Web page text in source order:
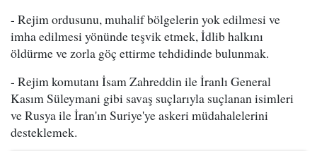
- Rejim ordusunu, muhalif bölgelerin yok edilmesi ve
imha edilmesi yönünde teşvik etmek, İdlib halkını
öldürme ve zorla göç ettirme tehdidinde bulunmak.
- Rejim komutanı İsam Zahreddin ile İranlı General
Kasım Süleymani gibi savaş suçlarıyla suçlanan isimleri
ve Rusya ile İran'ın Suriye'ye askeri müdahalelerini
desteklemek.